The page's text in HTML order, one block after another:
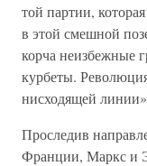
той партии,
в этой смешной
корча неизбежные
курбеты.
нисходящей
Проследив
Франции, Маркс и